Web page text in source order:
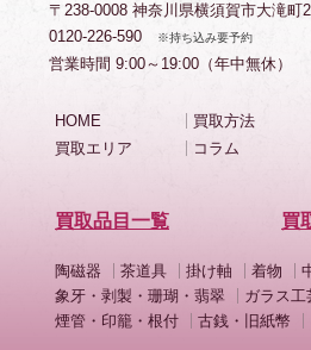
〒238-0008 神奈川県横須賀市大滝町
0120-226-590
※持ち込み要予約
営業時間 9:00～19:00（年中無休）
HOME 買取方法
買取エリア
コラム
買取品目一覧 買
陶磁器 茶道具 掛け軸 着物
象牙・剥製・珊瑚・翡翠
ガラス工
煙管・印籠・根付
古銭・旧紙幣